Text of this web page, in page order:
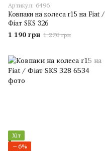
Артикул: 6496
Ковпаки на колеса r15 на Fiat /
Фіат SKS 326
1 190 грн 1 270 грн
Хіт
−6%